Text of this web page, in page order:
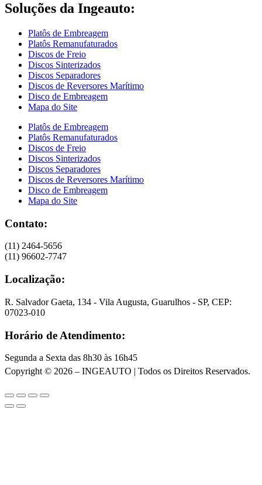
Soluções da Ingeauto:
Platôs de Embreagem
Platôs Remanufaturados
Discos de Freio
Discos Sinterizados
Discos Separadores
Discos de Reversores Marítimo
Disco de Embreagem
Mapa do Site
Platôs de Embreagem
Platôs Remanufaturados
Discos de Freio
Discos Sinterizados
Discos Separadores
Discos de Reversores Marítimo
Disco de Embreagem
Mapa do Site
Contato:
(11) 2464-5656
(11) 96602-7747
Localização:
R. Salvador Gaeta, 134 - Vila Augusta, Guarulhos - SP, CEP:
07023-010
Horário de Atendimento:
Segunda a Sexta das 8h30 às 16h45
Copyright © 2026 – INGEAUTO | Todos os Direitos Reservados.